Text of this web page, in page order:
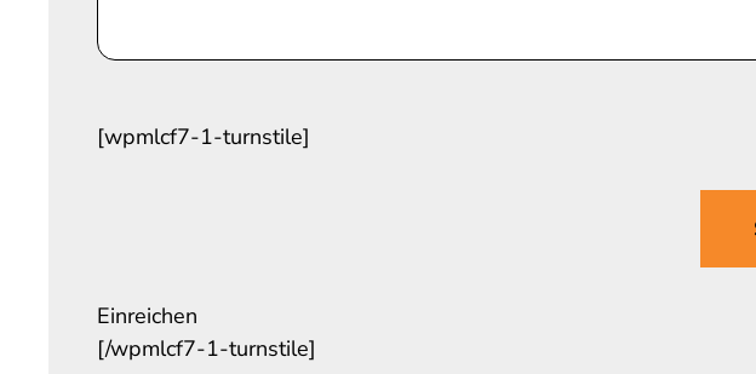
[wpmlcf7-1-turnstile]
Einreichen
[/wpmlcf7-1-turnstile]